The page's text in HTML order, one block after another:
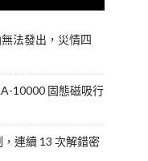
法發出，災情四
10000 固態磁吸行
連續 13 次解錯密